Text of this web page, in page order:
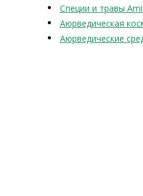
Специи и травы
Аюрведическая
Аюрведические